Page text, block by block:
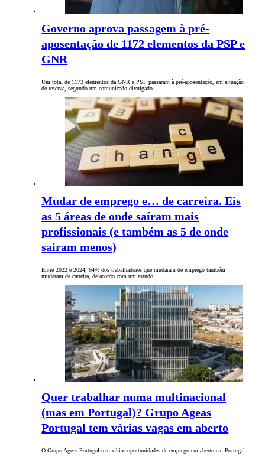
Governo aprova passagem à pré-
aposentação de 1172 elementos da PSP e
GNR
Um total de 1173 elementos da GNR e PSP passaram à pré-aposentação, em situação
de reserva, segundo um comunicado divulgado…
Mudar de emprego e… de carreira. Eis
as 5 áreas de onde saíram mais
profissionais (e também as 5 de onde
saíram menos)
Entre 2022 e 2024, 64% dos trabalhadores que mudaram de emprego também
mudaram de carreira, de acordo com um estudo…
Quer trabalhar numa multinacional
(mas em Portugal)? Grupo Ageas
Portugal tem várias vagas em aberto
O Grupo Ageas Portugal tem várias oportunidades de emprego em aberto em Portugal.